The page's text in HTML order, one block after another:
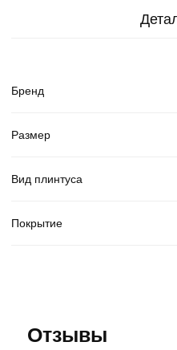
Бренд
Размер
Вид плинтуса
Покрытие
Отзывы